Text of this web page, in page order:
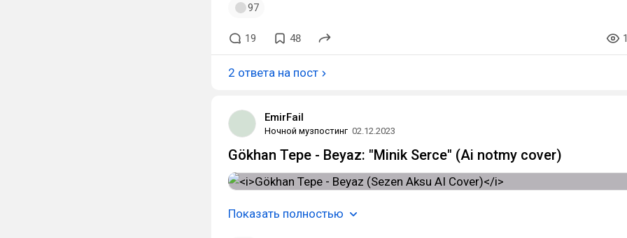
97
19 48
2 ответа на пост
EmirFail
Ночной музпостинг 02.12.2023
Gökhan Tepe - Beyaz: "Minik Serce" (Ai notmy cover)
Показать полностью